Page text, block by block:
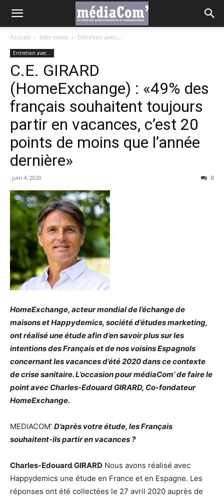
Accueil Interviews Entretien avec...
Entretien avec...
C.E. GIRARD
(HomeExchange) : «49% des
français souhaitent toujours
partir en vacances, c’est 20
points de moins que l’année
dernière»
juin 4, 2020 0
HomeExchange, acteur mondial de l’échange de
maisons et Happydemics, société d’études marketing,
ont réalisé une étude afin d’en savoir plus sur les
intentions des Français et de nos voisins Espagnols
concernant les vacances d’été 2020 dans ce contexte
de crise sanitaire. L’occasion pour médiaCom’ de faire le
point avec Charles-Edouard GIRARD, Co-fondateur
HomeExchange.
MEDIACOM’ D’après votre étude, les Français
souhaitent-ils partir en vacances ?
Charles-Edouard GIRARD Nous avons réalisé avec
Happydemics une étude en France et en Espagne. Les
réponses ont été collectées le 27 avril 2020 auprès de